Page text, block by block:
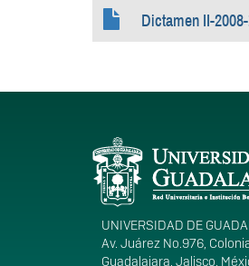
Dictamen II-
Información
UNIVERSIDAD DE
Av. Juárez No.976,
Guadalajara, Jalisco,